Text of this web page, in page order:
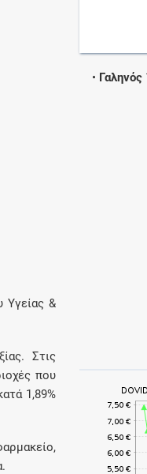
• Γαληνός
Υγείας &
Στις
που
1,89%